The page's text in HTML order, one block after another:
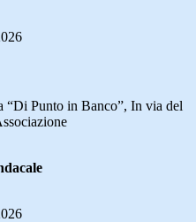
“Di Punto in Banco”, In via del